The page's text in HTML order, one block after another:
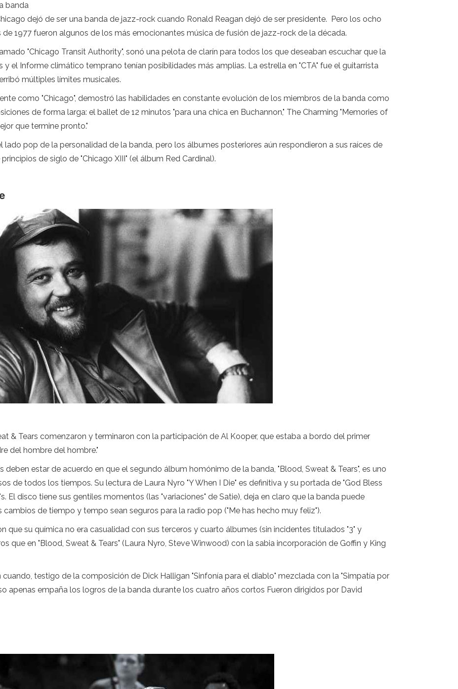
banda
dejó de ser una banda de jazz-rock cuando Ronald Reagan dejó de ser presidente. Pero los ocho
1977 fueron algunos de los más emocionantes música de fusión de jazz-rock de la década.
"Chicago Transit Authority", sonó una pelota de clarín para todos los que deseaban escuchar que la
y el Informe climático temprano tenían posibilidades más amplias. La estrella en "CTA" fue el guitarrista
múltiples límites musicales.
como "Chicago", demostró las habilidades en constante evolución de los miembros de la banda como
de forma larga: el ballet de 12 minutos "para una chica en Buchannon," The Charming "Memories of
que termine pronto."
pop de la personalidad de la banda, pero los álbumes posteriores aún respondieron a sus raíces de
de siglo de "Chicago XIII" (el álbum Red Cardinal).
& Tears comenzaron y terminaron con la participación de Al Kooper, que estaba a bordo del primer
del hombre del hombre."
estar de acuerdo en que el segundo álbum homónimo de la banda, "Blood, Sweat & Tears", es uno
de todos los tiempos. Su lectura de Laura Nyro "Y When I Die" es definitiva y su portada de "God Bless
El disco tiene sus gentiles momentos (las "variaciones" de Satie), deja en claro que la banda puede
de tiempo y tempo sean seguros para la radio pop ("Me has hecho muy feliz").
que su química no era casualidad con sus terceros y cuarto álbumes (sin incidentes titulados "3" y
que en "Blood, Sweat & Tears" (Laura Nyro, Steve Winwood) con la sabia incorporación de Goffin y King
testigo de la composición de Dick Halligan "Sinfonía para el diablo" mezclada con la "Simpatía por
apenas empaña los logros de la banda durante los cuatro años cortos Fueron dirigidos por David